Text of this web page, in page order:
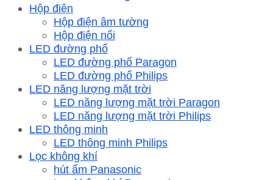
Hộp điện
Hộp điện âm tường
Hộp điện nổi
LED đường phố
LED đường phố Paragon
LED đường phố Philips
LED năng lượng mặt trời
LED năng lượng mặt trời Paragon
LED năng lượng mặt trời Philips
LED thông minh
LED thông minh Philips
Lọc không khí
hút ẩm Panasonic